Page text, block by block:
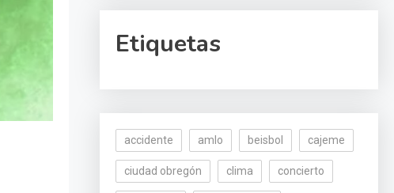
Etiquetas
accidente amlo beisbol cajeme
ciudad obregón clima concierto